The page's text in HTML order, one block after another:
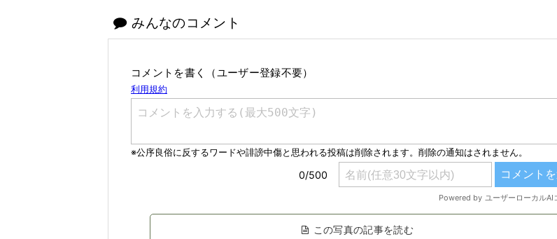
みんなのコメント
コメントを書く（ユーザー登録不要）
この写真の記事を読む